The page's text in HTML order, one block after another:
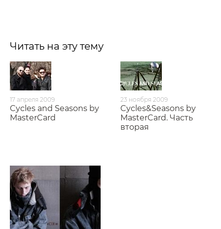
Читать на эту тему
17 апреля 2009
Cycles and Seasons by
MasterCard
23 ноября 2009
Cycles&Seasons by
MasterCard. Часть
вторая